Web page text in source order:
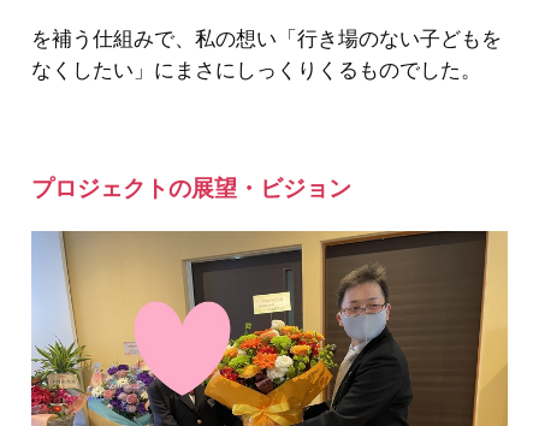
を補う仕組みで、私の想い「行き場のない子どもを
なくしたい」にまさにしっくりくるものでした。
プロジェクトの展望・ビジョン